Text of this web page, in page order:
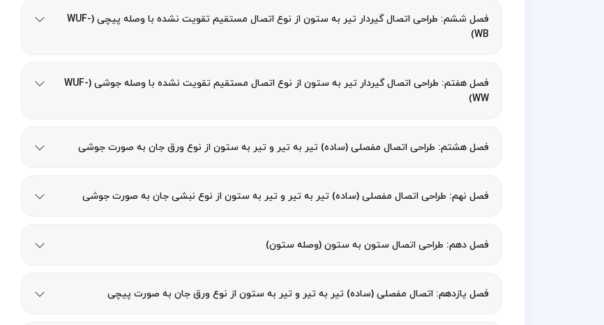
فصل ششم: طراحی اتصال گیردار تیر به ستون از نوع اتصال مستقیم تقویت نشده با وصله پیچی (WUF-
WB)
فصل هفتم: طراحی اتصال گیردار تیر به ستون از نوع اتصال مستقیم تقویت نشده با وصله جوشی (WUF-
WW)
فصل هشتم: طراحی اتصال مفصلی (ساده) تیر به تیر و تیر به ستون از نوع ورق جان به صورت جوشی
فصل نهم: طراحی اتصال مفصلی (ساده) تیر به تیر و تیر به ستون از نوع نبشی جان به صورت جوشی
فصل دهم: طراحی اتصال ستون به ستون (وصله ستون)
فصل یازدهم: اتصال مفصلی (ساده) تیر به تیر و تیر به ستون از نوع ورق جان به صورت پیچی